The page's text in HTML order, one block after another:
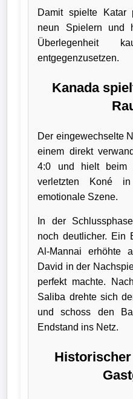
Damit spielte
neun Spielern und
Überlegenheit
entgegenzusetzen.
Kanada
Der eingewechselte
einem direkt
4:0 und hielt beim
verletzten Koné
emotionale Szene.
In der
noch deutlicher. Ein
Al-Mannai erhöhte
David in der
perfekt machte.
Saliba drehte sich
und schoss den
Endstand ins Netz.